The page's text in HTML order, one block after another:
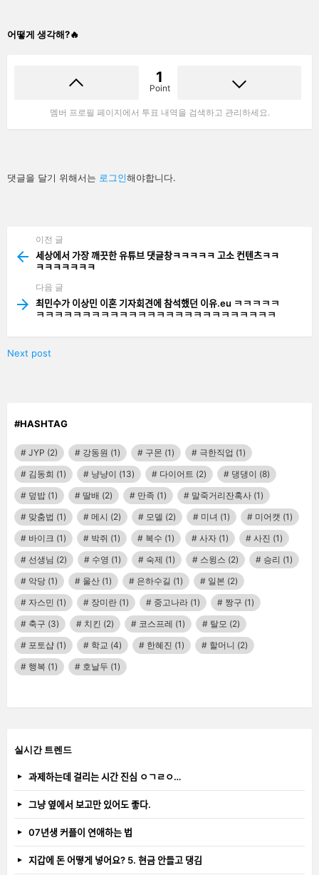
어떻게 생각해?🔥
1
Point
멤버 프로필 페이지에서 투표 내역을 검색하고 관리하세요.
답
글
댓글을 달기 위해서는 로그인해야합니다.
more
이전 글
세상에서 가장 깨끗한 유튜브 댓글창ㅋㅋㅋㅋㅋ 고소 컨텐츠ㅋㅋ
ㅋㅋㅋㅋㅋㅋㅋ
다음 글
최민수가 이상민 이혼 기자회견에 참석했던 이유.eu ㅋㅋㅋㅋㅋ
ㅋㅋㅋㅋㅋㅋㅋㅋㅋㅋㅋㅋㅋㅋㅋㅋㅋㅋㅋㅋㅋㅋㅋㅋㅋㅋ
Next post
#HASHTAG
JYP (2) 강동원 (1) 구몬 (1) 극한직업 (1)
김동희 (1) 냥냥이 (13) 다이어트 (2) 댕댕이 (8)
덮밥 (1) 딸배 (2) 만족 (1) 말죽거리잔혹사 (1)
맞춤법 (1) 메시 (2) 모델 (2) 미녀 (1) 미어캣 (1)
바이크 (1) 박쥐 (1) 복수 (1) 사자 (1) 사진 (1)
선생님 (2) 수영 (1) 숙제 (1) 스윙스 (2) 승리 (1)
악당 (1) 울산 (1) 은하수길 (1) 일본 (2)
자스민 (1) 장미란 (1) 중고나라 (1) 짱구 (1)
축구 (3) 치킨 (2) 코스프레 (1) 탈모 (2)
포토샵 (1) 학교 (4) 한혜진 (1) 할머니 (2)
행복 (1) 호날두 (1)
실시간 트렌드
과제하는데 걸리는 시간 진심 ㅇㄱㄹㅇ…
그냥 옆에서 보고만 있어도 좋다.
07년생 커플이 연애하는 법
지갑에 돈 어떻게 넣어요? 5. 현금 안들고 댕김